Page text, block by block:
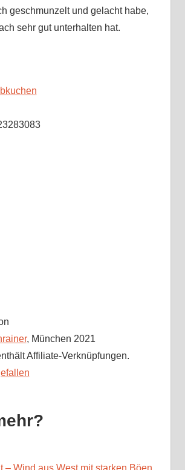
geschmunzelt und gelacht habe,
sehr gut unterhalten hat.
, München 2021
Affiliate-Verknüpfungen.